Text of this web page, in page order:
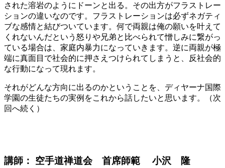
された溶岩のようにドーンと出る。その出方がフラストレー
ションの違いなのです。フラストレーションは必ずネガティ
ブな感情と結びついています。何で両親は俺の願いを叶えて
くれないんだという怒りや兄弟と比べられて憎しみに繋がっ
ている場合は、家庭内暴力になっていきます。逆に両親が極
端に真面目で社会的に押さえつけられてしまうと、反社会的
な行動になって現れます。
それがどんな方向に出るのかということを、ディヤーナ国際
学園の生徒たちの実例をこれから話したいと思います。（次
回へ続く）
講師： 空手道禅道会 首席師範 小沢 隆